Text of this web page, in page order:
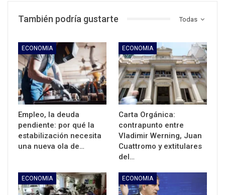
Todas
También podría gustarte
ECONOMIA
Empleo, la deuda
pendiente: por qué la
estabilización necesita
una nueva ola de…
ECONOMIA
Carta Orgánica:
contrapunto entre
Vladimir Werning, Juan
Cuattromo y extitulares
del…
ECONOMIA ECONOMIA